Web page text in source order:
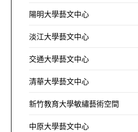
陽明大學藝文中心
淡江大學藝文中心
交通大學藝文中心
清華大學藝文中心
新竹教育大學敏繡藝術空間
中原大學藝文中心